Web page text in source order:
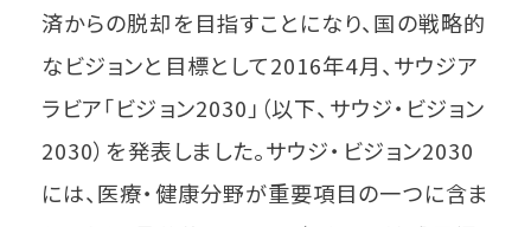
済からの脱却を目指すことになり、国の戦略的
なビジョンと目標として2016年4月、サウジア
ラビア「ビジョン2030」（以下、サウジ・ビジョン
2030）を発表しました。サウジ・ビジョン2030
には、医療・健康分野が重要項目の一つに含ま